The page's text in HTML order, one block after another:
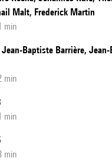
Malt, Frederick Martin
min
Baptiste Barrière,
min
min
min